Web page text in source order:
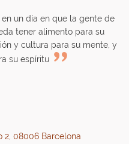
un día en que la gente de
tener alimento para su
y cultura para su mente, y
su espíritu
2, 08006 Barcelona